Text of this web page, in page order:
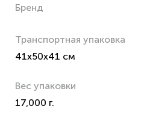
Бренд
Транспортная упаковка
41x50x41 см
Вес упаковки
17,000 г.